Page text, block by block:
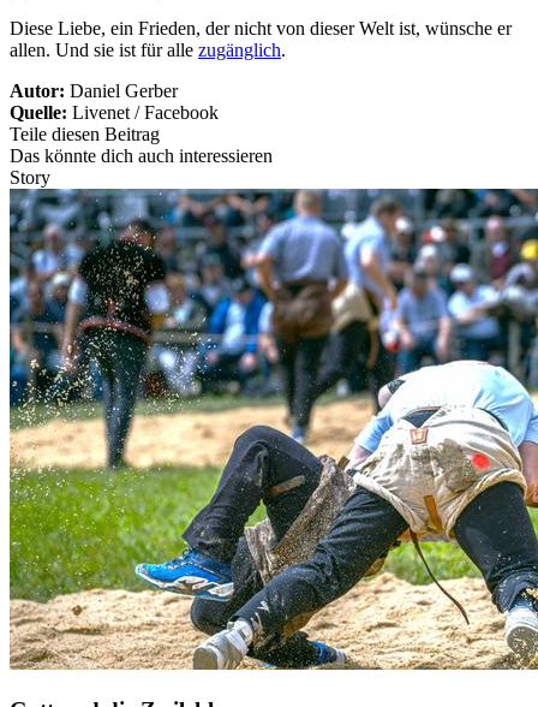
Diese Liebe, ein Frieden, der nicht von dieser Welt ist, wünsche er
allen. Und sie ist für alle zugänglich.
Autor: Daniel Gerber
Quelle: Livenet / Facebook
Teile diesen Beitrag
Das könnte dich auch interessieren
Story